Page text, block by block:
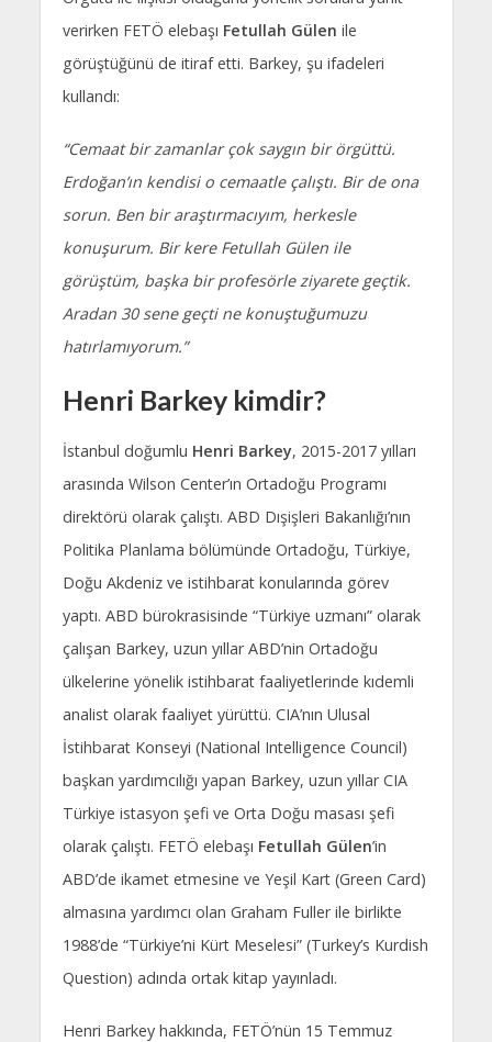
verirken FETÖ elebaşı Fetullah Gülen ile
görüştüğünü de itiraf etti. Barkey, şu ifadeleri
kullandı:
“Cemaat bir zamanlar çok saygın bir örgüttü.
Erdoğan’ın kendisi o cemaatle çalıştı. Bir de ona
sorun. Ben bir araştırmacıyım, herkesle
konuşurum. Bir kere Fetullah Gülen ile
görüştüm, başka bir profesörle ziyarete geçtik.
Aradan 30 sene geçti ne konuştuğumuzu
hatırlamıyorum.”
Henri Barkey kimdir?
İstanbul doğumlu Henri Barkey, 2015-2017 yılları
arasında Wilson Center’ın Ortadoğu Programı
direktörü olarak çalıştı. ABD Dışişleri Bakanlığı’nın
Politika Planlama bölümünde Ortadoğu, Türkiye,
Doğu Akdeniz ve istihbarat konularında görev
yaptı. ABD bürokrasisinde “Türkiye uzmanı” olarak
çalışan Barkey, uzun yıllar ABD’nin Ortadoğu
ülkelerine yönelik istihbarat faaliyetlerinde kıdemli
analist olarak faaliyet yürüttü. CIA’nın Ulusal
İstihbarat Konseyi (National Intelligence Council)
başkan yardımcılığı yapan Barkey, uzun yıllar CIA
Türkiye istasyon şefi ve Orta Doğu masası şefi
olarak çalıştı. FETÖ elebaşı Fetullah Gülen’in
ABD’de ikamet etmesine ve Yeşil Kart (Green Card)
almasına yardımcı olan Graham Fuller ile birlikte
1988’de “Türkiye’ni Kürt Meselesi” (Turkey’s Kurdish
Question) adında ortak kitap yayınladı.
Henri Barkey hakkında, FETÖ’nün 15 Temmuz